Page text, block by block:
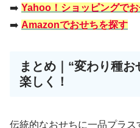
➡️ Yahoo！ショッピングで
➡️ Amazonでおせちを探す
まとめ｜“変わり種
楽しく！
伝統的なおせちに一品プラ